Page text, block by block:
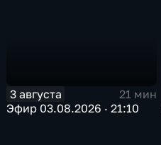
3 августа
21 мин
Эфир 03.08.2026 · 21:10